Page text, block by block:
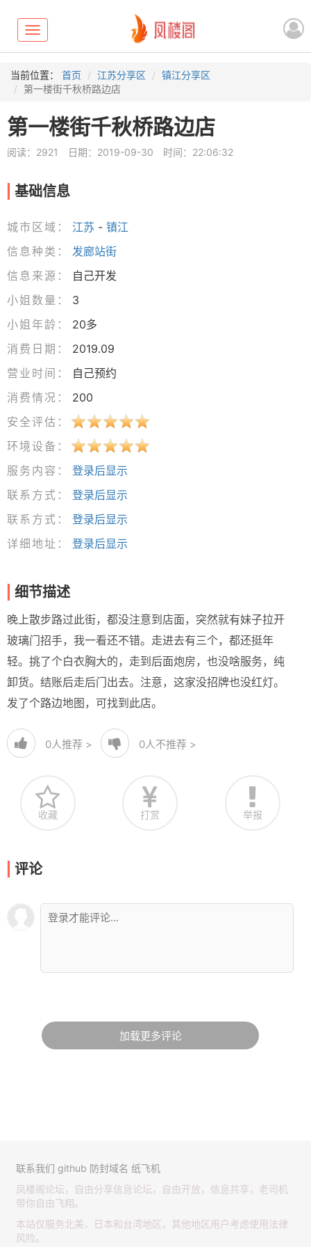
Toggle
navigation
当前位置： 首页 江苏分享区
镇江分享区
第一楼街千秋桥路边店
第一楼街千秋桥路边店
阅读：2921 日期：2019-09-30 时间：22:06:32
基础信息
城市区域： 江苏 - 镇江
信息种类：
发廊站街
信息来源：
自己开发
小姐数量：
3
小姐年龄：
20多
消费日期：
2019.09
营业时间：
自己预约
消费情况：
200
安全评估：
环境设备：
服务内容：
登录后显示
联系方式：
登录后显示
联系方式：
登录后显示
详细地址：
登录后显示
细节描述
晚上散步路过此街，都没注意到店面，突然就有妹子拉开
玻璃门招手，我一看还不错。走进去有三个，都还挺年
轻。挑了个白衣胸大的，走到后面炮房，也没啥服务，纯
卸货。结账后走后门出去。注意，这家没招牌也没红灯。
发了个路边地图，可找到此店。
0人推荐 > 0人不推荐 >
收藏 打赏 举报
评论
加载更多评论
联系我们 github 防封域名 纸飞机
凤楼阁论坛，自由分享信息论坛，自由开放，信息共享，老司机
带你自由飞翔。
本站仅服务北美，日本和台湾地区，其他地区用户考虑使用法律
风险。